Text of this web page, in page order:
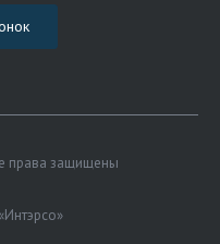
права защищены